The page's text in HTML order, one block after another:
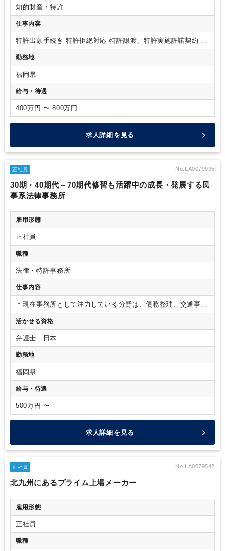
知的財産・特許
仕事内容
特許出願手続き 特許拒絶対応 特許譲渡、特許実施許諾契約 特
許調査、分析それに付随する弁護士対応（特許申請年平均
100件程）
勤務地
福岡県
給与・待遇
400万円 〜 800万円
求人詳細を見る
正社員 No.LA0079995
30期・40期代～70期代修習も活躍中の成長・発展する民
事系法律事務所
雇用形態
正社員
職種
法律・特許事務所
仕事内容
＊現在事務所として注力している分野は、債務整理、交通事故
を中心に、労働問題（労働者側）、離婚・不貞にも注力、ほか
相続事件などです。左記事務所事件に取組んでいただきなが
ら、個人事件を自由に受任していただき売上を拡大していただ
いて構いません。
きの上、担当していいただく分野・事件数等を相談したいと考
えています。＊事務所へ問合せ（インターネットから）、依
頼のある事件を担当していただきます。その事件をしっかりご
対応いただき、別途そこから派生する（例：大変丁寧な対応が
依頼者に感謝され、企業顧問もしてほしい・・などの依頼）事
していただいても構いません。勿論、その売上を事務所に経費
負担していただく必要はありません。＊事務所事件への対
応・執務時間は、平日9時～21時中で8時間勤務、休憩時間1時
単位で残業代支給、休日出勤手当等あり）※時短勤務を希望さ
活かせる資格
弁護士 日本
勤務地
福岡県
給与・待遇
500万円 〜
求人詳細を見る
正社員 No.LA0079542
北九州にあるプライム上場メーカー
雇用形態
正社員
職種